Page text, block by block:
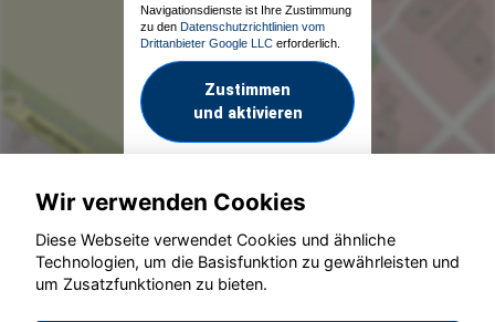
Navigationsdienste ist Ihre Zustimmung
zu den Datenschutzrichtlinien vom
Drittanbieter Google LLC erforderlich.
Zustimmen
und aktivieren
© konjunkturmotor.de GmbH 2020 - 2026
Wir verwenden Cookies
Diese Webseite verwendet Cookies und ähnliche
Technologien, um die Basisfunktion zu gewährleisten und
um Zusatzfunktionen zu bieten.